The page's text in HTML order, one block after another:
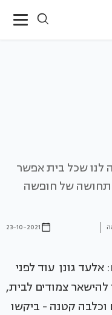
לנו שכל בית אפשר
תחושה של חופשה
23-10-2021
אלעד גונן עוד לפני
צמודים לבית,
גיל ה-40, עם 3 ילדים וכלבה קטנה - ביקשו